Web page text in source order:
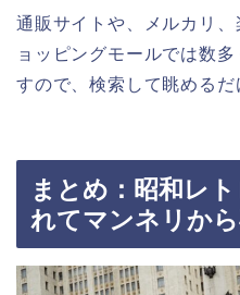
通販サイトや、メルカリ
ョッピングモールでは数
すので、検索して眺めるだ
まとめ：昭和レ
れてマンネリから